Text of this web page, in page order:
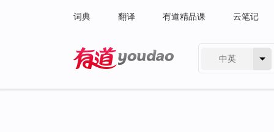
词典 翻译 有道精品课 云笔记
中英